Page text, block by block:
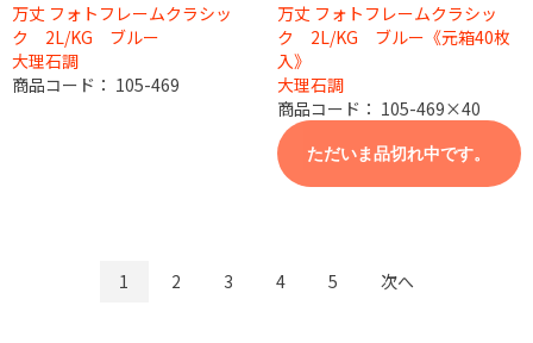
万丈 フォトフレームクラシッ
ク 2L/KG ブルー
大理石調
商品コード： 105-469
万丈 フォトフレームクラシッ
ク 2L/KG ブルー《元箱40枚
入》
大理石調
商品コード： 105-469×40
ただいま品切れ中です。
1 2 3 4 5 次へ